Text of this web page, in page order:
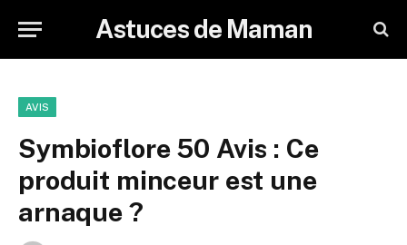
Astuces de Maman
AVIS
Symbioflore 50 Avis : Ce
produit minceur est une
arnaque ?